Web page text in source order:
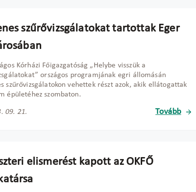
szűrővizsgálatokat tartottak Eger
Kórházi Főigazgatóság „Helybe visszük a
országos programjának egri állomásán
szűrővizsgálatokon vehettek részt azok, akik ellátogattak
épületéhez szombaton.
09. 21. Tovább
elismerést kapott az OKFŐ